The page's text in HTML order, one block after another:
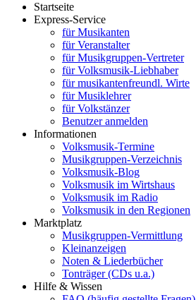
Startseite
Express-Service
für Musikanten
für Veranstalter
für Musikgruppen-Vertreter
für Volksmusik-Liebhaber
für musikantenfreundl. Wirte
für Musiklehrer
für Volkstänzer
Benutzer anmelden
Informationen
Volksmusik-Termine
Musikgruppen-Verzeichnis
Volksmusik-Blog
Volksmusik im Wirtshaus
Volksmusik im Radio
Volksmusik in den Regionen
Marktplatz
Musikgruppen-Vermittlung
Kleinanzeigen
Noten & Liederbücher
Tonträger (CDs u.a.)
Hilfe & Wissen